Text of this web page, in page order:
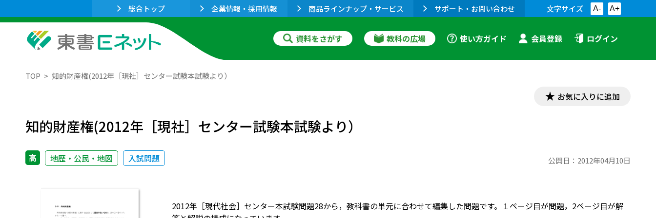
総合トップ 企業情報・採用情報 商品ラインナップ・サービス サポート・お問い合わせ 文字サイズ A- A+
資料をさがす 教科の広場 使い方ガイド 会員登録 ログイン
TOP 知的財産権(2012年［現社］センター試験本試験より）
お気に入りに追加
知的財産権(2012年［現社］センター試験本試験より）
高 地歴・公民・地図 入試問題 公開日： 2012年04月10日
2012年［現代社会］センター本試験問題28から，教科書の単元に合わせて編集した問題です。１ページ目が問題，2ページ目が解